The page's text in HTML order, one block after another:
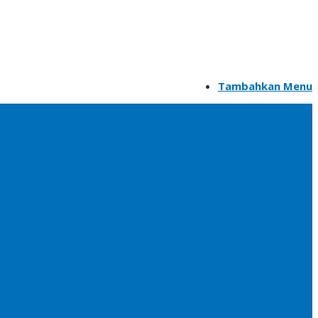
Tambahkan Menu